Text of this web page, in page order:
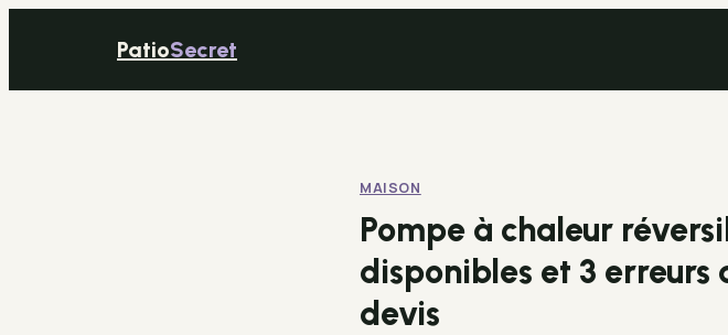
PatioSecret
MAISON
Pompe à chaleur
disponibles et 3
devis